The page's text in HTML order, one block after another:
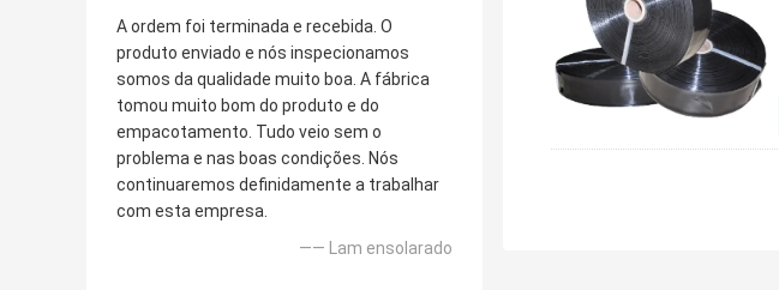
A ordem foi terminada e recebida. O
produto enviado e nós inspecionamos
somos da qualidade muito boa. A fábrica
tomou muito bom do produto e do
empacotamento. Tudo veio sem o
problema e nas boas condições. Nós
continuaremos definidamente a trabalhar
com esta empresa.
—— Lam ensolarado